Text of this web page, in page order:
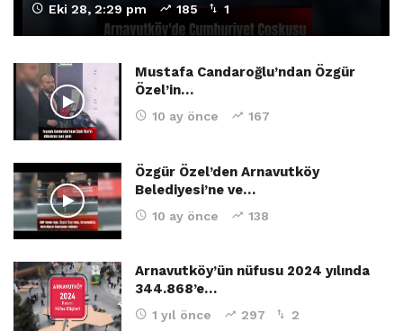
Eki 28, 2:29 pm 185 1
Mustafa Candaroğlu’ndan Özgür
Özel’in…
10 ay önce 167
Özgür Özel’den Arnavutköy
Belediyesi’ne ve…
10 ay önce 138
Arnavutköy’ün nüfusu 2024 yılında
344.868’e…
1 yıl önce 297 2